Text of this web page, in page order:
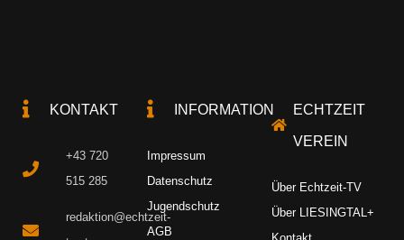
KONTAKT
+43 720
515 285
redaktion@echtzeit-
INFORMATION
Impressum
Datenschutz
Jugendschutz
AGB
ECHTZEIT
VEREIN
Über Echtzeit-TV
Über LIESINGTAL+